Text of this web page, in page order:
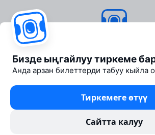
About Aviasales
Newsroom
Travelpayouts
Partner program
Бизде ыңгайлуу тиркеме
Анда арзан билеттерди табуу кыйла
Тиркемеге өтүү
Сайтта калуу